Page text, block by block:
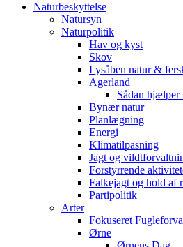
Naturbeskyttelse
Natursyn
Naturpolitik
Hav og kyst
Skov
Lysåben natur &
Agerland
Sådan hjælper
Bynær natur
Planlægning
Energi
Klimatilpasning
Jagt og
Forstyrrende
Falkejagt og hold af
Partipolitik
Arter
Fokuseret
Ørne